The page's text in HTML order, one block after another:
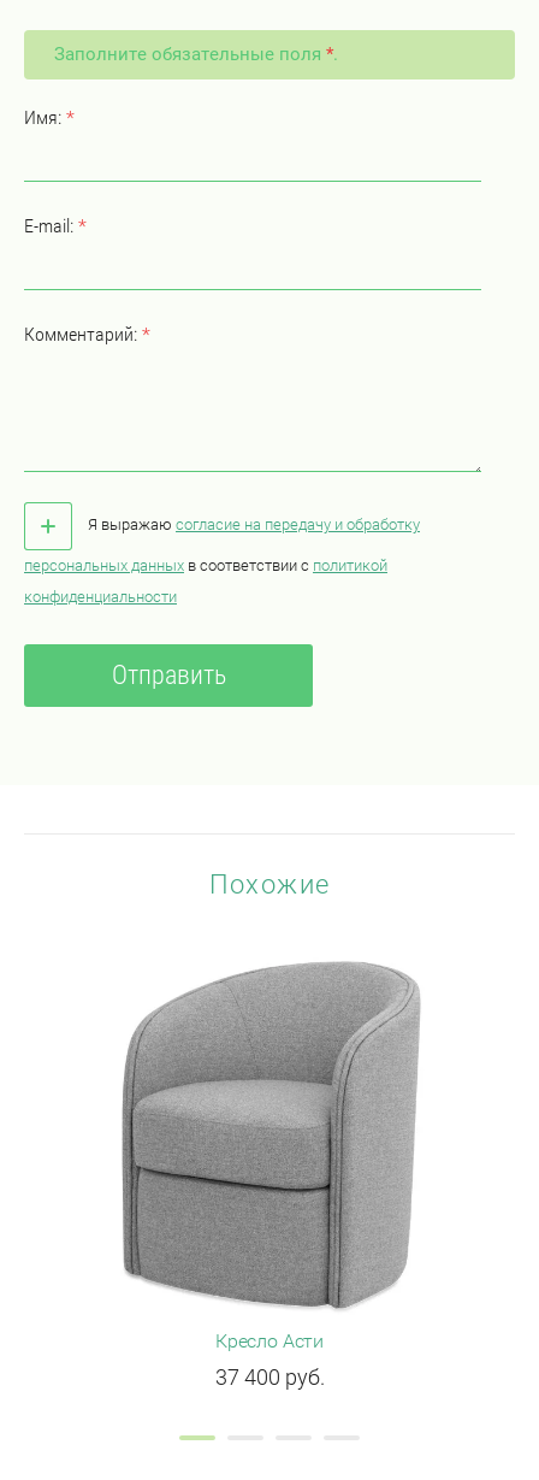
Заполните обязательные поля *.
Имя: *
E-mail: *
Комментарий: *
Я выражаю согласие на передачу и обработку
персональных данных в соответствии с политикой
конфиденциальности
Похожие
Кресло Асти
37 400 руб.